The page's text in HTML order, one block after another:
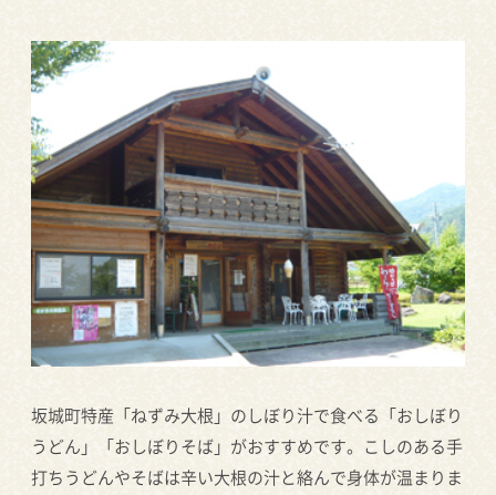
坂城町特産「ねずみ大根」のしぼり汁で食べる「おしぼり
うどん」「おしぼりそば」がおすすめです。こしのある手
打ちうどんやそばは辛い大根の汁と絡んで身体が温まりま